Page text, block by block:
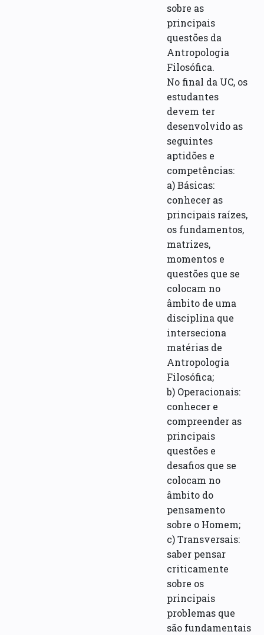
sobre as
principais
questões da
Antropologia
Filosófica.
No final da UC, os
estudantes
devem ter
desenvolvido as
seguintes
aptidões e
competências:
a) Básicas:
conhecer as
principais raízes,
os fundamentos,
matrizes,
momentos e
questões que se
colocam no
âmbito de uma
disciplina que
interseciona
matérias de
Antropologia
Filosófica;
b) Operacionais:
conhecer e
compreender as
principais
questões e
desafios que se
colocam no
âmbito do
pensamento
sobre o Homem;
c) Transversais:
saber pensar
criticamente
sobre os
principais
problemas que
são fundamentais